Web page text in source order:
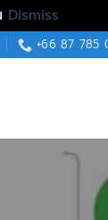
Dismiss
+66 87 785